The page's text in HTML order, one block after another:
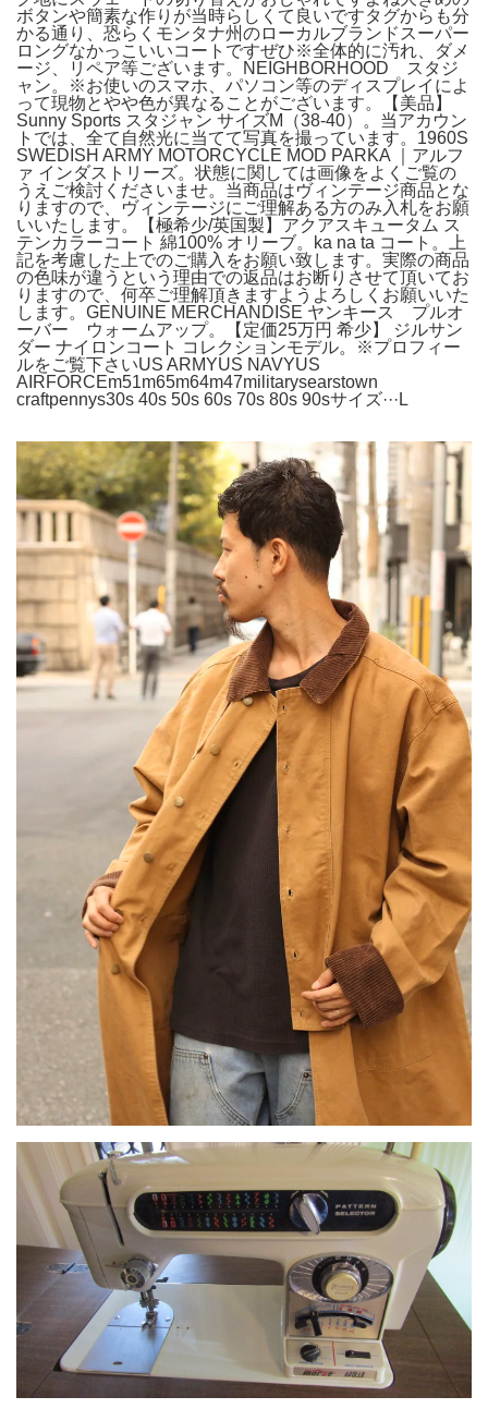
ボタンや簡素な作りが当時らしくて良いですタグからも分
かる通り、恐らくモンタナ州のローカルブランドスーパー
ロングなかっこいいコートですぜひ※全体的に汚れ、ダメ
ージ、リペア等ございます。NEIGHBORHOOD スタジ
ャン。※お使いのスマホ、パソコン等のディスプレイによ
って現物とやや色が異なることがございます。【美品】
Sunny Sports スタジャン サイズM（38-40）。当アカウン
トでは、全て自然光に当てて写真を撮っています。1960S
SWEDISH ARMY MOTORCYCLE MOD PARKA ｜アルフ
ァ インダストリーズ。状態に関しては画像をよくご覧の
うえご検討くださいませ。当商品はヴィンテージ商品とな
りますので、ヴィンテージにご理解ある方のみ入札をお願
いいたします。【極希少/英国製】アクアスキュータム ス
テンカラーコート 綿100% オリーブ。ka na ta コート。上
記を考慮した上でのご購入をお願い致します。実際の商品
の色味が違うという理由での返品はお断りさせて頂いてお
りますので、何卒ご理解頂きますようよろしくお願いいた
します。GENUINE MERCHANDISE ヤンキース プルオ
ーバー ウォームアップ。【定価25万円 希少】 ジルサン
ダー ナイロンコート コレクションモデル。※プロフィー
ルをご覧下さいUS ARMYUS NAVYUS
AIRFORCEm51m65m64m47militarysearstown
craftpennys30s 40s 50s 60s 70s 80s 90sサイズ···L